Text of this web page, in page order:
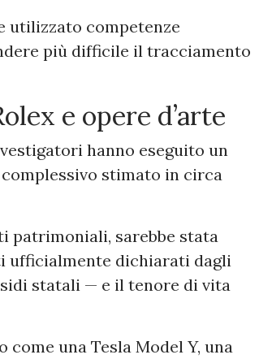
utilizzato competenze
più difficile il tracciamento
e opere d’arte
hanno eseguito un
stimato in circa
patrimoniali, sarebbe stata
ufficialmente dichiarati dagli
statali — e il tenore di vita
una Tesla Model Y, una